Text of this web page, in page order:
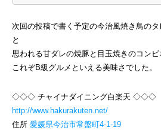
次回の投稿で書く予定の今治風焼き鳥の
と
思われる甘ダレの焼豚と目玉焼きのコンビ
これぞB級グルメといえる美味さでした。
◇◇◇ チャイナダイニング白楽天 ◇◇◇
http://www.hakurakuten.net/
住所 愛媛県今治市常盤町4-1-19